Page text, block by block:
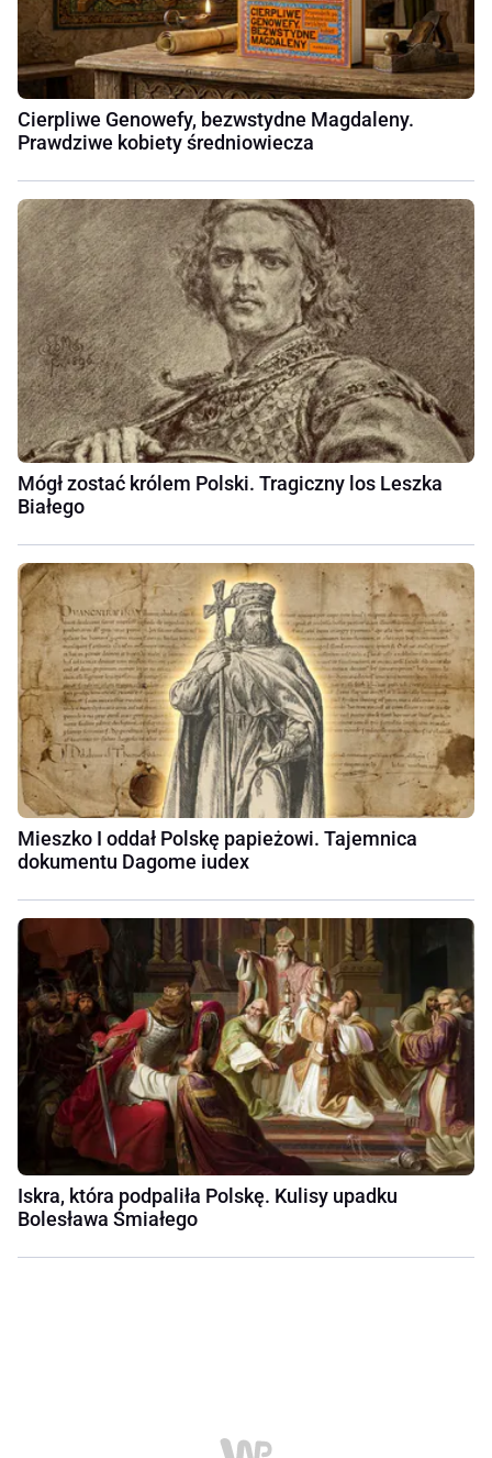
Cierpliwe Genowefy, bezwstydne Magdaleny.
Prawdziwe kobiety średniowiecza
Mógł zostać królem Polski. Tragiczny los Leszka
Białego
Mieszko I oddał Polskę papieżowi. Tajemnica
dokumentu Dagome iudex
Iskra, która podpaliła Polskę. Kulisy upadku
Bolesława Śmiałego